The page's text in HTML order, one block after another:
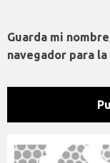
Guarda mi
navegador para